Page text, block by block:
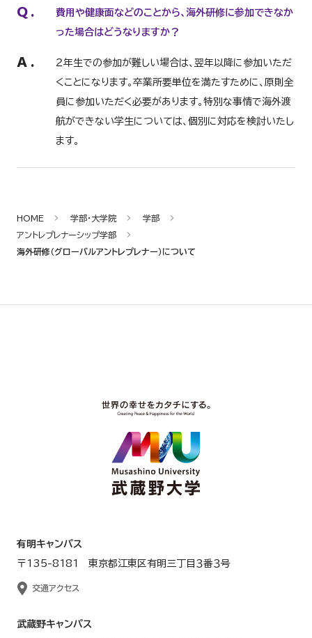
Q.
費用や健康面などのことから、海外研修に参加できなか
った場合はどうなりますか？
A.
２年生での参加が難しい場合は、翌年以降に参加いただ
くことになります。卒業所要単位を満たすために、原則全
員に参加いただく必要があります。特別な事情で海外渡
航ができない学生については、個別に対応を検討いたし
ます。
HOME 学部・大学院
学部
アントレプレナーシップ学部
海外研修（グローバルアントレプレナー）について
有明キャンパス
〒135-8181 東京都江東区有明三丁目３番３号
交通アクセス
武蔵野キャンパス